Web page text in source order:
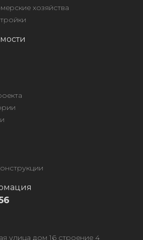
хозяйства
улица дом 16 строение 4